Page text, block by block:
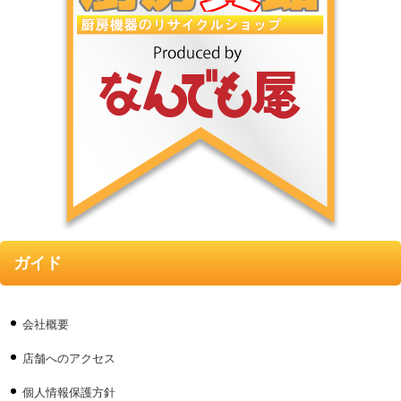
ガイド
会社概要
店舗へのアクセス
個人情報保護方針